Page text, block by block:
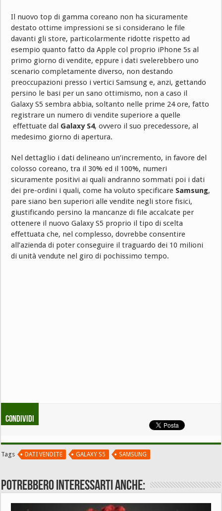
Il nuovo top di gamma coreano non ha sicuramente
destato ottime impressioni se si considerano le file
davanti gli store, particolarmente ridotte rispetto ad
esempio quanto fatto da Apple col proprio iPhone 5s al
primo giorno di vendite, eppure i dati svelerebbero uno
scenario completamente diverso, non destando
preoccupazioni presso i vertici Samsung e, anzi, gettando
persino le basi per un sano ottimismo, non a caso il
Galaxy S5 sembra abbia, soltanto nelle prime 24 ore, fatto
registrare un numero di vendite superiore a quelle
effettuate dal Galaxy S4, ovvero il suo precedessore, al
medesimo giorno di apertura.
Nel dettaglio i dati delineano un’incremento, in favore del
colosso coreano, tra il 30% ed il 100%, numeri
sicuramente positivi ai quali andranno sommati poi i dati
dei pre-ordini i quali, come ha voluto specificare Samsung,
pare siano ben superiori alle vendite negli store fisici,
giustificando persino la mancanze di file accalcate per
ottenere il nuovo Galaxy S5 proprio il tipo di scelta
effettuata che, nel complesso, dovrebbe consentire
all’azienda di poter conseguire il traguardo dei 10 milioni
di unità vendute nel giro di pochissimo tempo.
Condividi
Tags DATI VENDITE GALAXY S5 SAMSUNG
Potrebbero interessarti anche: